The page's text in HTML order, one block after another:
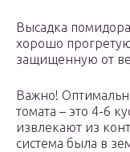
Высадка
хорошо
защищенную от
Важно!
томата – это 4-6
извлекают из
система была в